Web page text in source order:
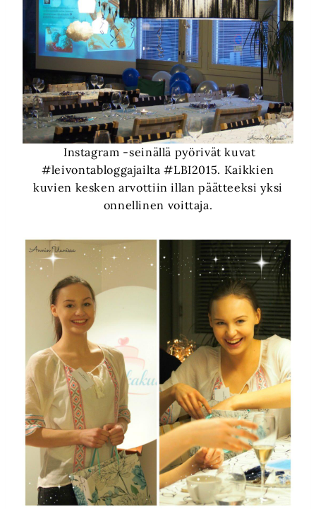
Instagram -seinällä pyörivät kuvat
#leivontabloggajailta #LBI2015. Kaikkien
kuvien kesken arvottiin illan päätteeksi yksi
onnellinen voittaja.